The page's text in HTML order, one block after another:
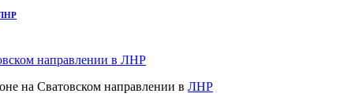
ЛНР
на Сватовском направлении в ЛНР